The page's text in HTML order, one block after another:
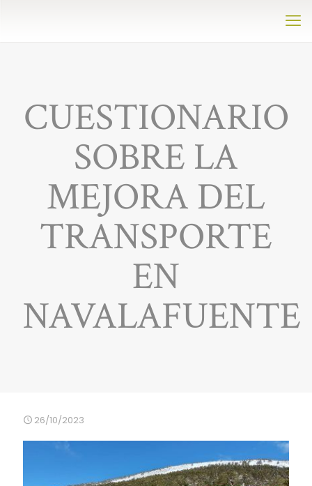
CUESTIONARIO
SOBRE LA
MEJORA DEL
TRANSPORTE
EN
NAVALAFUENTE
26/10/2023